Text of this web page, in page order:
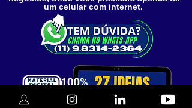
um celular com internet.